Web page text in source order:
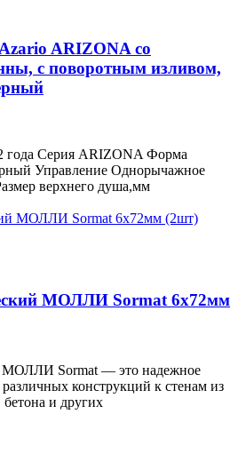
ARIZONA со
с поворотным изливом,
года Серия ARIZONA Форма
Управление Однорычажное
верхнего душа,мм
МОЛЛИ Sormat 6х72мм
МОЛЛИ Sormat — это надежное
конструкций к стенам из
и других